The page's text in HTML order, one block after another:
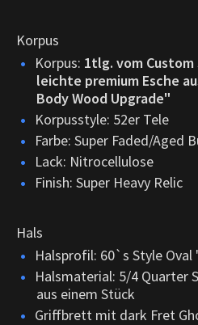
Korpus
Korpus: 1tlg. vom
leichte premium Esche
Body Wood Upgrade"
Korpusstyle: 52er Tele
Farbe: Super Faded/Aged
Lack: Nitrocellulose
Finish: Super Heavy Relic
Hals
Halsprofil: 60`s Style Oval
Halsmaterial: 5/4 Quarter
aus einem Stück
Griffbrett mit dark Fret